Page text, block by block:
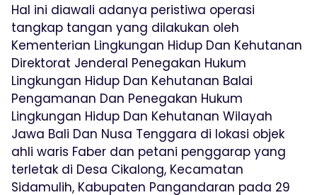
Hal ini diawali adanya peristiwa operasi
tangkap tangan yang dilakukan oleh
Kementerian Lingkungan Hidup Dan Kehutanan
Direktorat Jenderal Penegakan Hukum
Lingkungan Hidup Dan Kehutanan Balai
Pengamanan Dan Penegakan Hukum
Lingkungan Hidup Dan Kehutanan Wilayah
Jawa Bali Dan Nusa Tenggara di lokasi objek
ahli waris Faber dan petani penggarap yang
terletak di Desa Cikalong, Kecamatan
Sidamulih, Kabupaten Pangandaran pada 29